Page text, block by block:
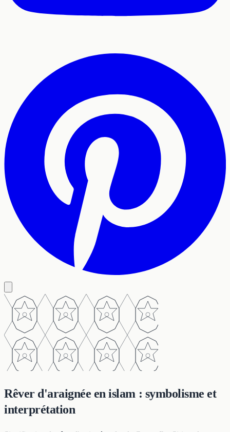
Rêver d'araignée en islam : symbolisme et
interprétation